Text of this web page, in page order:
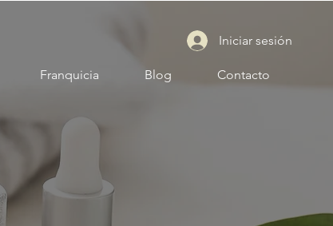
Iniciar sesión
Franquicia Blog Contacto